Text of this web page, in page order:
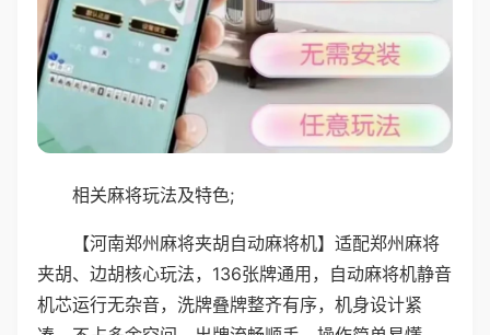
相关麻将玩法及特色;
【河南郑州麻将夹胡自动麻将机】适配郑州麻将
夹胡、边胡核心玩法，136张牌通用，自动麻将机静音
机芯运行无杂音，洗牌叠牌整齐有序，机身设计紧